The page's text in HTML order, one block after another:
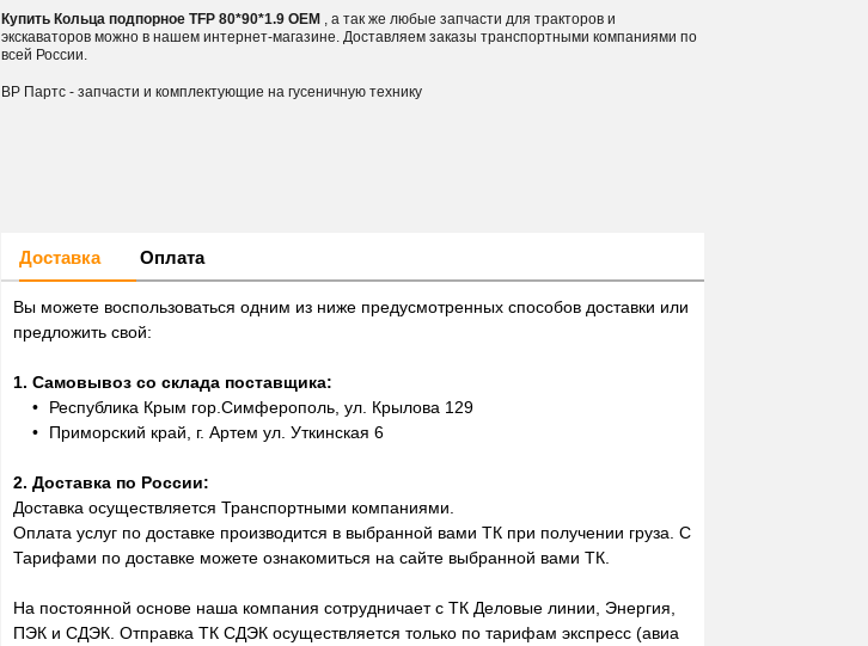
Купить Кольца подпорное TFP 80*90*1.9 OEM , а так же любые запчасти для тракторов и
экскаваторов можно в нашем интернет-магазине. Доставляем заказы транспортными компаниями по
всей России.
ВР Партс - запчасти и комплектующие на гусеничную технику
Доставка Оплата
Вы можете воспользоваться одним из ниже предусмотренных способов доставки или
предложить свой:
1. Самовывоз со склада поставщика:
Республика Крым гор.Симферополь, ул. Крылова 129
Приморский край, г. Артем ул. Уткинская 6
2. Доставка по России:
Доставка осуществляется Транспортными компаниями.
Оплата услуг по доставке производится в выбранной вами ТК при получении груза. С
Тарифами по доставке можете ознакомиться на сайте выбранной вами ТК.
На постоянной основе наша компания сотрудничает с ТК Деловые линии, Энергия,
ПЭК и СДЭК. Отправка ТК СДЭК осуществляется только по тарифам экспресс (авиа